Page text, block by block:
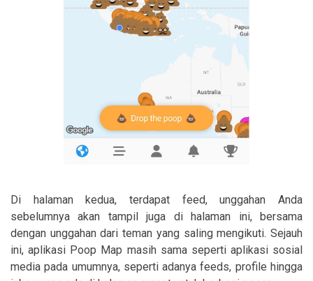
Di halaman kedua, terdapat feed, unggahan Anda
sebelumnya akan tampil juga di halaman ini, bersama
dengan unggahan dari teman yang saling mengikuti. Sejauh
ini, aplikasi Poop Map masih sama seperti aplikasi sosial
media pada umumnya, seperti adanya feeds, profile hingga